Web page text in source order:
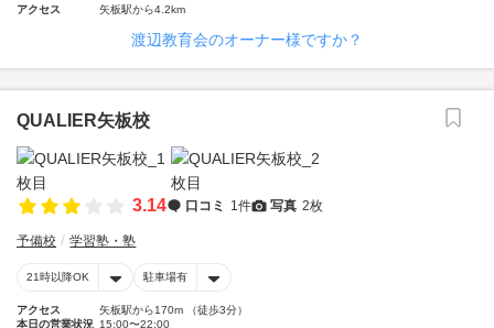
アクセス 矢板駅から4.2km
渡辺教育会のオーナー様ですか？
QUALIER矢板校
3.14 口コミ 1件 写真 2枚
予備校 学習塾・塾
21時以降OK 駐車場有
アクセス
矢板駅から170m （徒歩3分）
本日の営業状況 15:00〜22:00